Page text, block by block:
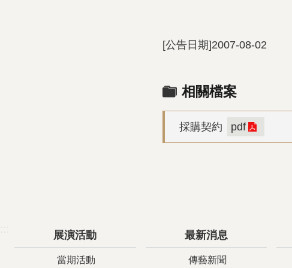
[公告日期]2007-08-02
相關檔案
採購契約 pdf
展演活動
當期活動
最新消息
傳藝新聞